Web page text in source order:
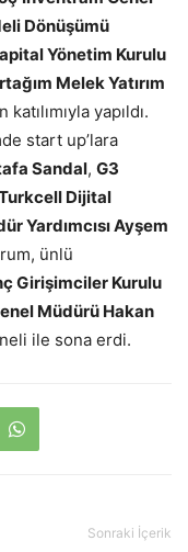
Dönüşümü
Yönetim Kurulu
Melek Yatırım
katılımıyla yapıldı.
start up’lara
Sandal, G3
Dijital
Yardımcısı Ayşem
ünlü
Girişimciler Kurulu
Müdürü Hakan
ile sona erdi.
Sonraki İçerik